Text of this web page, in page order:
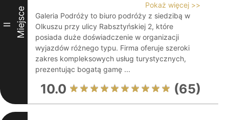
II Miejsce
Pokaż więcej >>
Galeria Podróży to biuro podróży z siedzibą w
Olkuszu przy ulicy Rabsztyńskiej 2, które
posiada duże doświadczenie w organizacji
wyjazdów różnego typu. Firma oferuje szeroki
zakres kompleksowych usług turystycznych,
prezentując bogatą gamę ...
10.0 (65)